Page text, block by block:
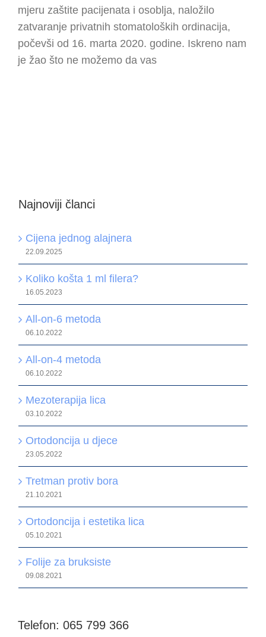
mjeru zaštite pacijenata i osoblja, naložilo
zatvaranje privatnih stomatoloških ordinacija,
počevši od 16. marta 2020. godine. Iskreno nam
je žao što ne možemo da vas
Najnoviji članci
Cijena jednog alajnera
22.09.2025
Koliko košta 1 ml filera?
16.05.2023
All-on-6 metoda
06.10.2022
All-on-4 metoda
06.10.2022
Mezoterapija lica
03.10.2022
Ortodoncija u djece
23.05.2022
Tretman protiv bora
21.10.2021
Ortodoncija i estetika lica
05.10.2021
Folije za bruksiste
09.08.2021
Telefon: 065 799 366